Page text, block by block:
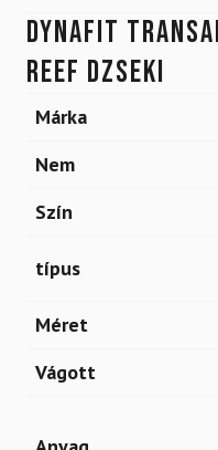
DYNAFIT
Reef dzseki
Márka
Nem
Szín
típus
Méret
Vágott